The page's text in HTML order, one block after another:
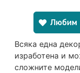
Любим
Всяка една
изработена и
сложните